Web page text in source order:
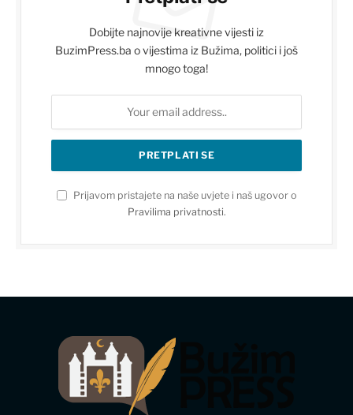
Dobijte najnovije kreativne vijesti iz
BuzimPress.ba o vijestima iz Bužima, politici i još
mnogo toga!
Prijavom pristajete na naše uvjete i naš ugovor o
Pravilima privatnosti.